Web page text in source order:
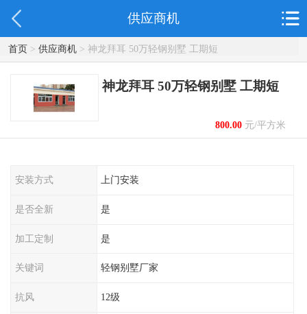
供应商机
首页> 供应商机> 神龙拜耳 50万轻钢别墅 工期短
神龙拜耳 50万轻钢别墅 工期短
800.00元/平方米
起
安装方式 上门安装
是否全新 是
加工定制 是
关键词 轻钢别墅厂家
抗风 12级